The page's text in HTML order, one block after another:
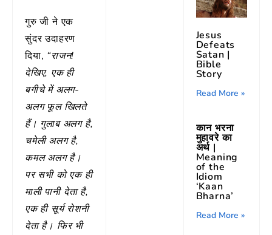
गुरु जी ने एक
सुंदर उदाहरण
दिया, “राजन!
देखिए, एक ही
बगीचे में अलग-
अलग फूल खिलते
हैं। गुलाब अलग है,
चमेली अलग है,
कमल अलग है।
पर सभी को एक ही
माली पानी देता है,
एक ही सूर्य रोशनी
देता है। फिर भी
Jesus
Defeats
Satan |
Bible
Story
Read More »
कान भरना
मुहावरे का
अर्थ |
Meaning
of the
Idiom
‘Kaan
Bharna’
Read More »